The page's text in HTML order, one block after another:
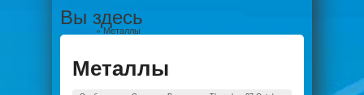
Вы здесь
» Металлы
Металлы